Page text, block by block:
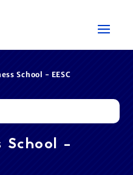
School - EESC
School -